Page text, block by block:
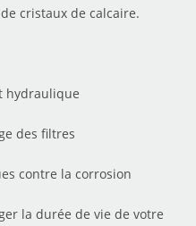
cristaux de calcaire.
hydraulique
des filtres
contre la corrosion
la durée de vie de votre